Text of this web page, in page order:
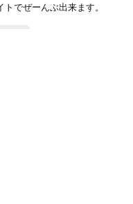
でぜーんぶ出来ます。